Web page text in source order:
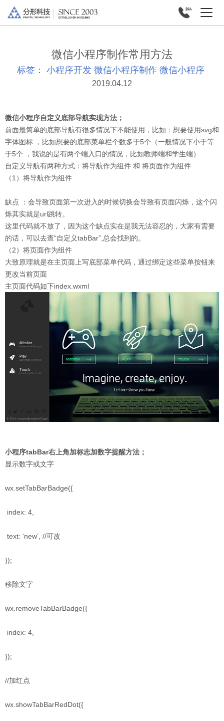
微信小程序制作常用方法
标签： 小程序开发 微信小程序制作 微信小程序
2019.04.12
微信小程序自定义底部导航实现方法；
前面最简单的底部导航有很多情况下不能使用，比如：想要使用svg和
字体图标 ，比如想要的底部菜单栏个数多于5个（一般情况下小于等
于5个 ，我说的是有两个端入口的情况，比如教师端和学生端）
自定义导航有两种方式：将导航作为组件 和 将页面作为组件
（1）将导航作为组件
缺点 ：会导致页面第一次进入的时候切换会导致有页面闪烁，这个闪
烁其实就是url跳转。
这里代码就不放了，因为这个缺点实在是我无法容忍的，大家有需要
的话，可以去查“自定义tabBar”,总会找到的。
（2）将页面作为组件
大致原理就是在主页面上写底部菜单代码，通过绑定这些菜单按钮来
更改当前页面
主页面代码如下index.wxml
小程序tabBar右上角加标志加数字提醒方法；
显示数字或文字
wx.setTabBarBadge({
index: 4,
text: ‘new’, //可改
});
移除文字
wx.removeTabBarBadge({
index: 4,
});
//加红点
wx.showTabBarRedDot({